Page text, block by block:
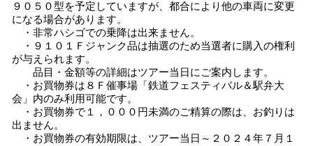
９０５０型を予定していますが、都合により他の車両に変更
になる場合があります。
・非常ハシゴでの乗降は出来ません。
・９１０１Ｆジャンク品は抽選のため当選者に購入の権利
が与えられます。
品目・金額等の詳細はツアー当日にご案内します。
・お買物券は８Ｆ催事場「鉄道フェスティバル＆駅弁大
会」内のみ利用可能です。
・お買物券で１，０００円未満のご精算の際は、お釣りは
出ません。
・お買物券の有効期限は、ツアー当日～２０２４年７月１